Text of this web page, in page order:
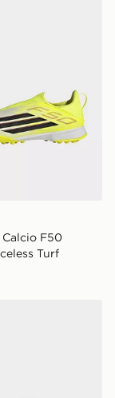
Calcio F50
Turf